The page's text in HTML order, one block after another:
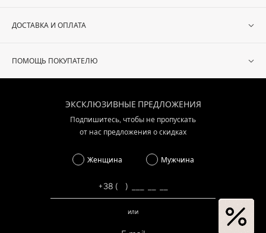
ДОСТАВКА И ОПЛАТА
ПОМОЩЬ ПОКУПАТЕЛЮ
ЭКСКЛЮЗИВНЫЕ ПРЕДЛОЖЕНИЯ
Подпишитесь, чтобы не пропускать
от нас предложения о скидках
Женщина Мужчина
или